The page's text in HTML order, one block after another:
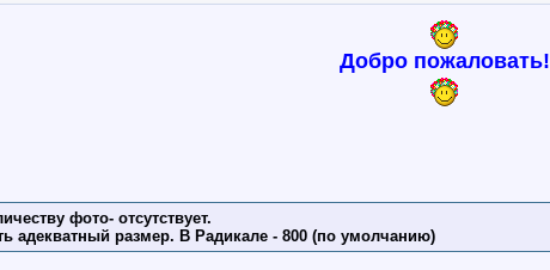
Добро пожаловать!
фото- отсутствует.
адекватный размер. В Радикале - 800 (по умолчанию)